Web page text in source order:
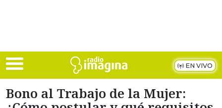
EN VIVO
Bono al Trabajo de la Mujer: